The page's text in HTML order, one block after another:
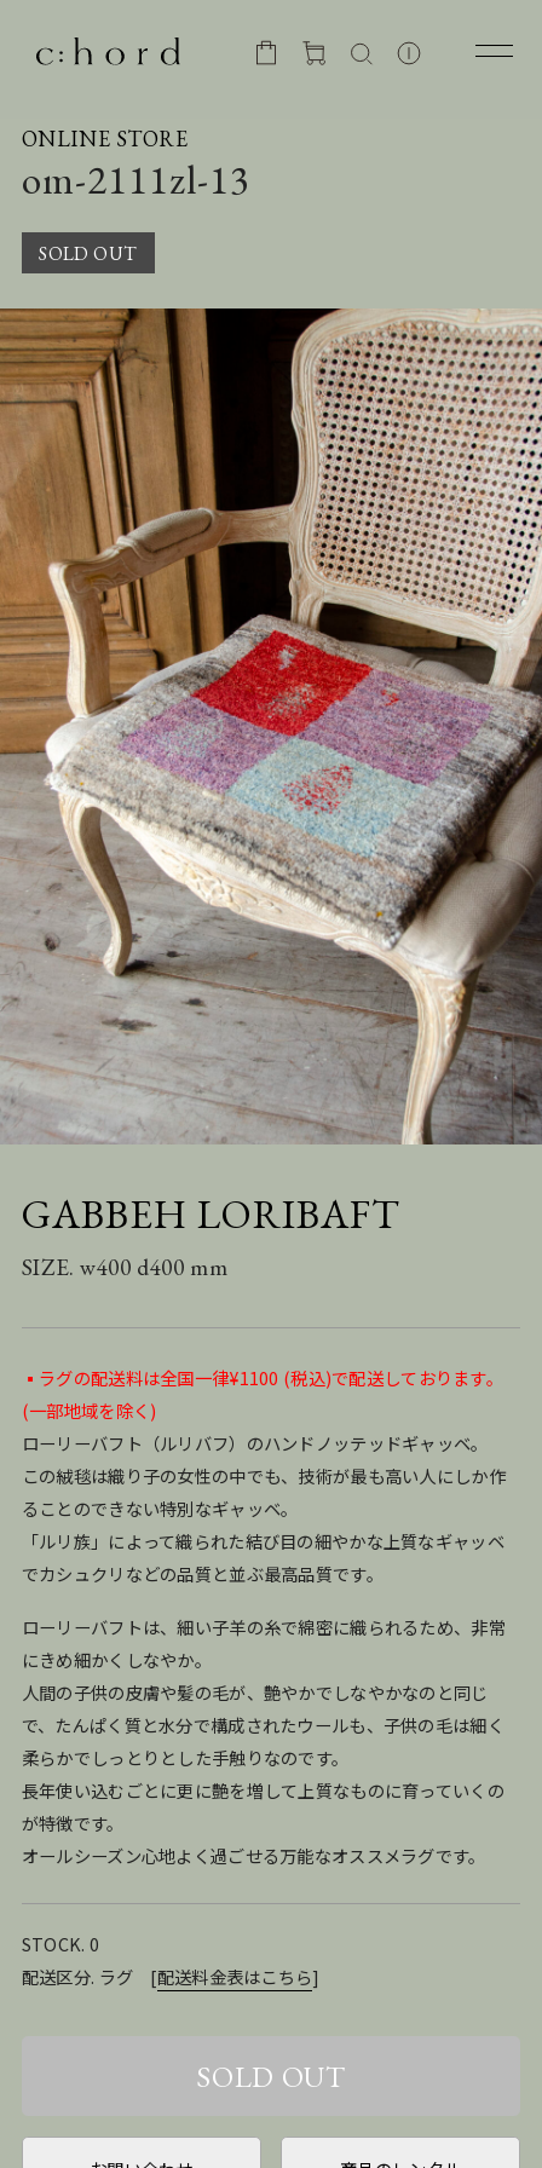
ONLINE STORE
om-2111zl-13
GABBEH LORIBAFT
SIZE. w400 d400 mm
▪️ラグの配送料は全国一律¥1100 (税込)で配送しております。
(一部地域を除く)
ローリーバフト（ルリバフ）のハンドノッテッドギャッベ。
この絨毯は織り子の女性の中でも、技術が最も高い人にしか作
ることのできない特別なギャッベ。
「ルリ族」によって織られた結び目の細やかな上質なギャッベ
でカシュクリなどの品質と並ぶ最高品質です。
ローリーバフトは、細い子羊の糸で綿密に織られるため、非常
にきめ細かくしなやか。
人間の子供の皮膚や髪の毛が、艶やかでしなやかなのと同じ
で、たんぱく質と水分で構成されたウールも、子供の毛は細く
柔らかでしっとりとした手触りなのです。
長年使い込むごとに更に艶を増して上質なものに育っていくの
が特徴です。
オールシーズン心地よく過ごせる万能なオススメラグです。
STOCK. 0
配送区分. ラグ [配送料金表はこちら]